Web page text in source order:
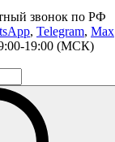
звонок по РФ
, Telegram, Max
19:00 (МСК)